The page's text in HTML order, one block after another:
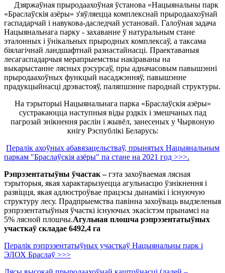
Дзяржаўная прыродаахоўная ўстанова «Нацыянальны парк
«Браслаўскія азёры» з'яўляецца комплекснай прыродаахоўнай
гаспадарчай і навукова-даследчай установай. Галоўная задача
Нацыянальнага парку - захаванне ў натуральным стане
эталонных і ўнікальных прыродных комплексаў, а таксама
біялагічнай ландшафтнай разнастайнасці. Праектаваныя
лесагаспадарчыя мерапрыемствы накіраваны на
выкарыстанне лясных рэсурсаў, пры адначасовым павышэнні
прыродаахоўных функцый насаджэнняў, павышэнне
прадукцыйнасці дрэвастояў, паляпшэнне пароднай структуры.
На тэрыторыі Нацыянальнага парка «Браслаўскія азёры»
сустракаюцца наступныя віды рэдкіх і змешчаных пад
пагрозай знікнення раслін і жывёл, занесеных у Чырвоную
кнігу Рэспублікі Беларусь:
Пералік ахоўных абавязацельстваў, прынятых Нацыянальным
паркам "Браслаўскія азёры" па стане на 2021 год >>>.
Рэпрэзентатыўны ўчастак –гэта захоўваемая лясная
тэрыторыя, якая характарызуецца агульнасцю ўзнікнення і
развіцця, якая адлюстроўвае працэсы дынамікі і існуючую
структуру лесу. Прадпрыемства павінна захоўваць выдзеленыя
рэпрэзентатыўныя ўчасткі існуючых экасістэм прынамсі на
5% лясной плошчы.Агульная плошча рэпрэзентатыўных
участкаў складае 6492,4 га
Пералік рэпрэзентатыўных участкаў Нацыянальны парк і
ЭЛОХ Браслаў >>>